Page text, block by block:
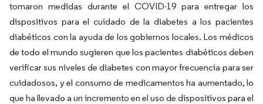
tomaron medidas durante el COVID-19 para entregar los
dispositivos para el cuidado de la diabetes a los pacientes
diabéticos con la ayuda de los gobiernos locales. Los médicos
de todo el mundo sugieren que los pacientes diabéticos deben
verificar sus niveles de diabetes con mayor frecuencia para ser
cuidadosos, y el consumo de medicamentos ha aumentado, lo
que ha llevado a un incremento en el uso de dispositivos para el